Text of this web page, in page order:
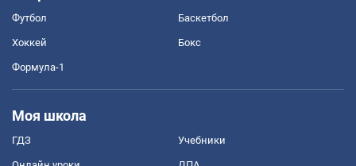
Футбол Баскетбол
Хоккей Бокс
Формула-1
Моя школа
ГДЗ Учебники